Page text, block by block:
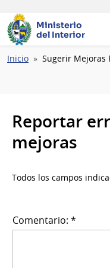
Ministerio
del Interior
Ruta
Inicio Sugerir Mejoras
Reportar
mejoras
Todos los campos
Comentario: *